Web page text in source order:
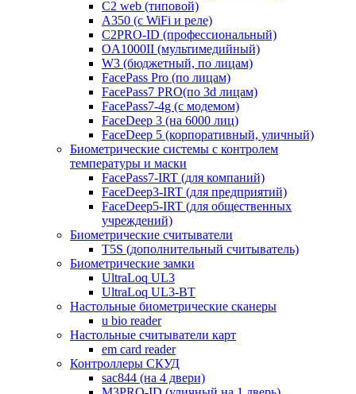
С2 web (типовой)
A350 (с WiFi и реле)
C2PRO-ID (профессиональный)
OA1000II (мультимедийный)
W3 (бюджетный, по лицам)
FacePass Pro (по лицам)
FacePass7 PRO(по 3d лицам)
FacePass7-4g (с модемом)
FaceDeep 3 (на 6000 лиц)
FaceDeep 5 (корпоративный, уличный)
Биометрические системы с контролем
температуры и маски
FacePass7-IRT (для компаний)
FaceDeep3-IRT (для предприятий)
FaceDeep5-IRT (для общественных
учреждений)
Биометрические считыватели
T5S (дополнительный считыватель)
Биометрические замки
UltraLoq UL3
UltraLoq UL3-BT
Настольные биометрические сканеры
u bio reader
Настольные считыватели карт
em card reader
Контроллеры СКУД
sac844 (на 4 двери)